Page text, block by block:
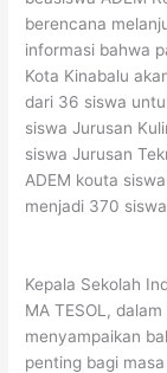
berencana
informasi bahwa
Kota Kinabalu
dari 36 siswa
siswa Jurusan
siswa Jurusan
ADEM kouta
menjadi 370
Kepala Sekolah
MA TESOL,
menyampaikan
penting bagi